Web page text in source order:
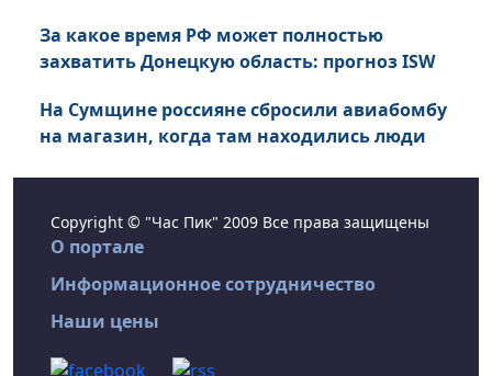
За какое время РФ может полностью
захватить Донецкую область: прогноз ISW
На Сумщине россияне сбросили авиабомбу
на магазин, когда там находились люди
Copyright © "Час Пик" 2009 Все права защищены
О портале
Информационное сотрудничество
Наши цены